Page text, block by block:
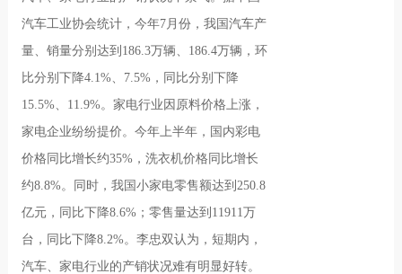
汽车工业协会统计，今年7月份，我国汽车产
量、销量分别达到186.3万辆、186.4万辆，环
比分别下降4.1%、7.5%，同比分别下降
15.5%、11.9%。家电行业因原料价格上涨，
家电企业纷纷提价。今年上半年，国内彩电
价格同比增长约35%，洗衣机价格同比增长
约8.8%。同时，我国小家电零售额达到250.8
亿元，同比下降8.6%；零售量达到11911万
台，同比下降8.2%。李忠双认为，短期内，
汽车、家电行业的产销状况难有明显好转。